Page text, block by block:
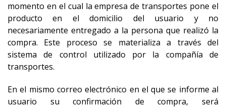
momento en el cual la empresa de transportes pone el
producto en el domicilio del usuario y no
necesariamente entregado a la persona que realizó la
compra. Este proceso se materializa a través del
sistema de control utilizado por la compañía de
transportes.
En el mismo correo electrónico en el que se informe al
usuario su confirmación de compra, será